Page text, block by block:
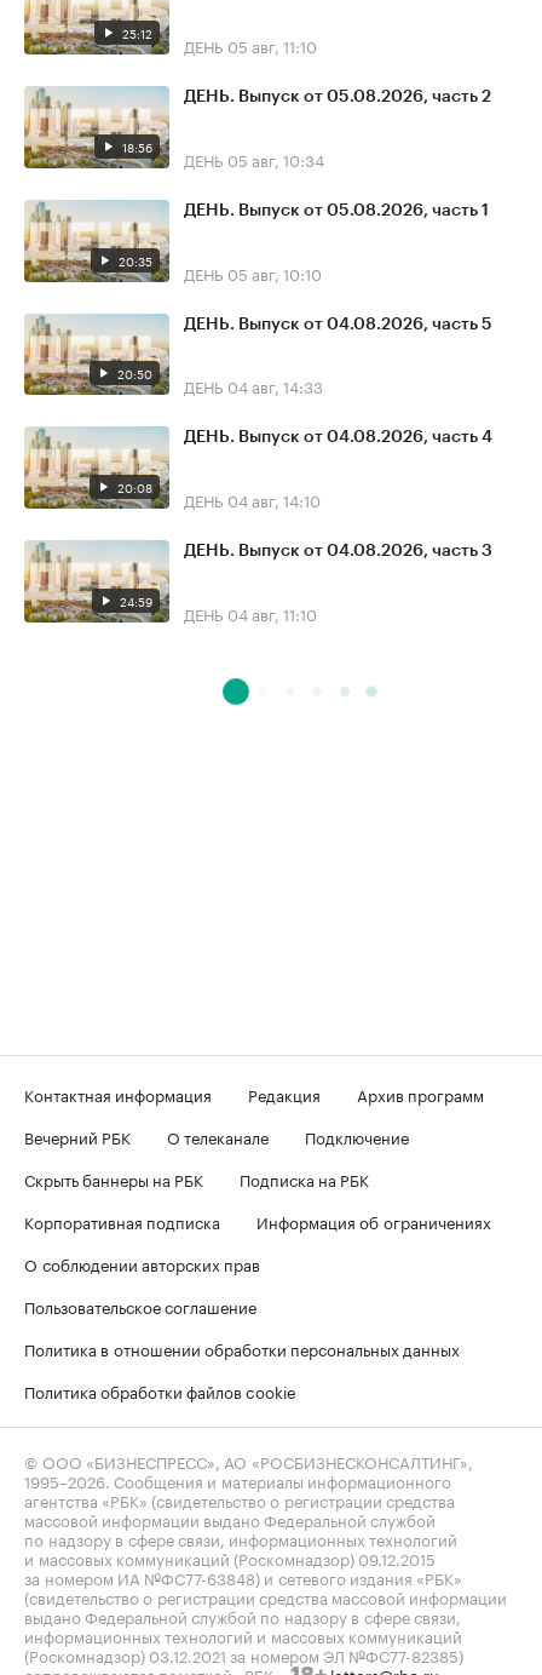
25:12 ДЕНЬ 05 авг, 11:10
18:56
ДЕНЬ. Выпуск от 05.08.2026, часть 2
ДЕНЬ 05 авг, 10:34
20:35
ДЕНЬ. Выпуск от 05.08.2026, часть 1
ДЕНЬ 05 авг, 10:10
20:50
ДЕНЬ. Выпуск от 04.08.2026, часть 5
ДЕНЬ 04 авг, 14:33
20:08
ДЕНЬ. Выпуск от 04.08.2026, часть 4
ДЕНЬ 04 авг, 14:10
24:59
ДЕНЬ. Выпуск от 04.08.2026, часть 3
ДЕНЬ 04 авг, 11:10
Контактная информация Редакция
Архив программ
Вечерний РБК
О телеканале
Подключение
Скрыть баннеры на РБК
Подписка на РБК
Корпоративная подписка
Информация об ограничениях
О соблюдении авторских прав
Пользовательское соглашение
Политика в отношении обработки персональных данных
Политика обработки файлов cookie
© ООО «БИЗНЕСПРЕСС», АО «РОСБИЗНЕСКОНСАЛТИНГ»,
1995–2026 . Сообщения и материалы информационного
агентства «РБК» (свидетельство о регистрации средства
массовой информации выдано Федеральной службой
по надзору в сфере связи, информационных технологий
и массовых коммуникаций (Роскомнадзор) 09.12.2015
за номером ИА №ФС77-63848) и сетевого издания «РБК»
(свидетельство о регистрации средства массовой информации
выдано Федеральной службой по надзору в сфере связи,
информационных технологий и массовых коммуникаций
(Роскомнадзор) 03.12.2021 за номером ЭЛ №ФС77-82385)